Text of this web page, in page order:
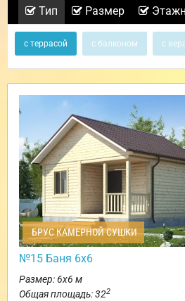
Тип Размер
с террасой с балконом с
БРУС КАМЕРНОЙ СУШКИ
№15 Баня 6х6
Размер: 6х6 м
Общая площадь: 322